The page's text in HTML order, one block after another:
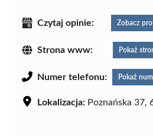
Czytaj opinie: Zobacz
Strona www: Pokaż
Numer telefonu: Pokaż
Lokalizacja: Poznańska 37,